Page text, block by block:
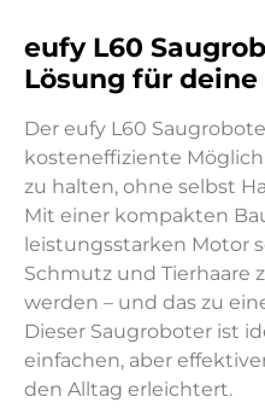
eufy L60
Lösung für
Der eufy L60
kosteneffiziente
zu halten, ohne selbst
Mit einer kompakten
leistungsstarken Motor
Schmutz und Tierhaare
werden – und das zu
Dieser Saugroboter ist
einfachen, aber
den Alltag erleichtert.